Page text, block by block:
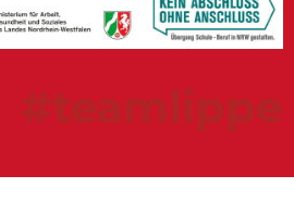
#teamlippe